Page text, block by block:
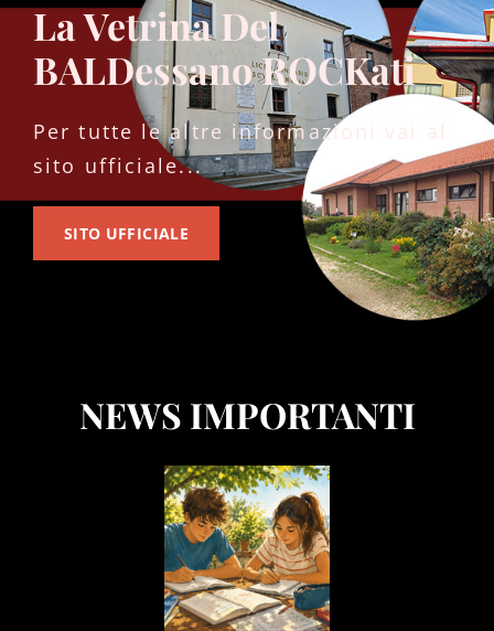
La Vetrina Del
BALDessano ROCKati
Per tutte le altre informazioni vai al
sito ufficiale...
SITO UFFICIALESITO
UFFICIALE
NEWS IMPORTANTI